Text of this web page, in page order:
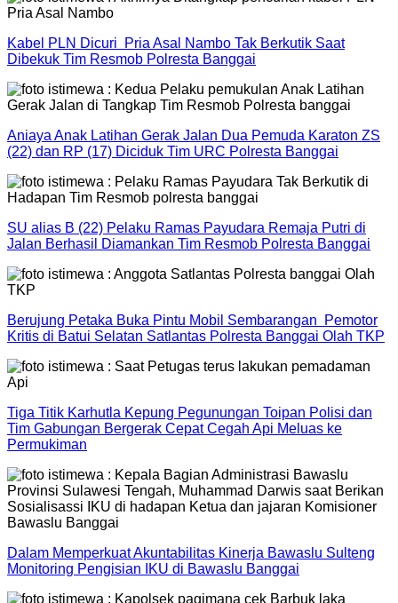
Kabel PLN Dicuri Pria Asal Nambo Tak Berkutik Saat
Dibekuk Tim Resmob Polresta Banggai
Aniaya Anak Latihan Gerak Jalan Dua Pemuda Karaton ZS
(22) dan RP (17) Diciduk Tim URC Polresta Banggai
SU alias B (22) Pelaku Ramas Payudara Remaja Putri di
Jalan Berhasil Diamankan Tim Resmob Polresta Banggai
Berujung Petaka Buka Pintu Mobil Sembarangan Pemotor
Kritis di Batui Selatan Satlantas Polresta Banggai Olah TKP
Tiga Titik Karhutla Kepung Pegunungan Toipan Polisi dan
Tim Gabungan Bergerak Cepat Cegah Api Meluas ke
Permukiman
Dalam Memperkuat Akuntabilitas Kinerja Bawaslu Sulteng
Monitoring Pengisian IKU di Bawaslu Banggai